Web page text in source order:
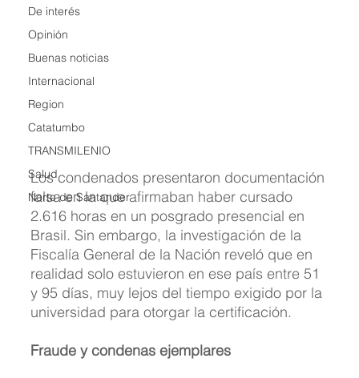
De interés
Opinión
Buenas noticias
Internacional
Region
Catatumbo
TRANSMILENIO
Salud
Norte de Santander
Los condenados presentaron documentación
falsa en la que afirmaban haber cursado
2.616 horas en un posgrado presencial en
Brasil. Sin embargo, la investigación de la
Fiscalía General de la Nación reveló que en
realidad solo estuvieron en ese país entre 51
y 95 días, muy lejos del tiempo exigido por la
universidad para otorgar la certificación.
Fraude y condenas ejemplares